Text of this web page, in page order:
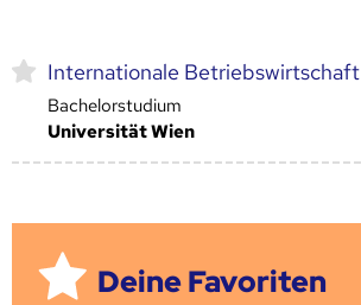
Internationale Betriebswirtschaft
Bachelorstudium
Universität Wien
Deine Favoriten